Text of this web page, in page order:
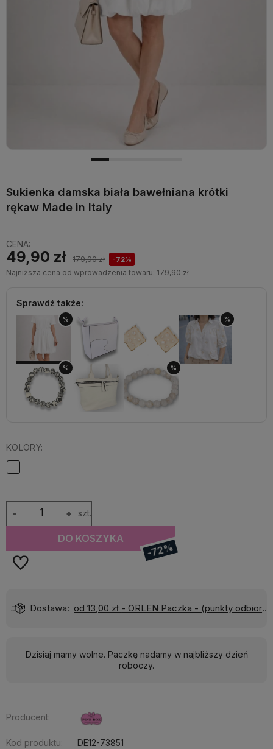
Sukienka damska biała bawełniana krótki
rękaw Made in Italy
CENA:
49,90 zł 179,90 zł -72%
Najniższa cena od wprowadzenia towaru: 179,90 zł
Sprawdź także:
% %
% %
KOLORY:
+
- szt.
DO KOSZYKA
-72%
Wyślemy do Ciebie w: 24 godziny
Dzisiaj mamy wolne. Paczkę nadamy w najbliższy dzień
roboczy.
Producent:
Kod produktu:
DE12-73851